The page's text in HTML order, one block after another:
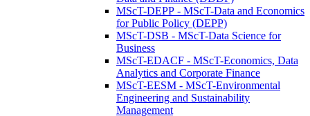
MScT-DEPP - MScT-Data and Economics
for Public Policy (DEPP)
MScT-DSB - MScT-Data Science for
Business
MScT-EDACF - MScT-Economics, Data
Analytics and Corporate Finance
MScT-EESM - MScT-Environmental
Engineering and Sustainability
Management